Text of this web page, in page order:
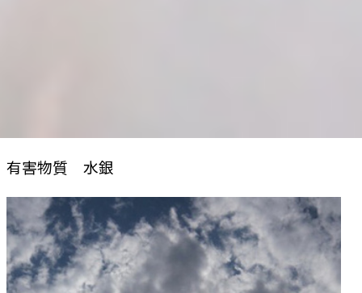
有害物質 水銀